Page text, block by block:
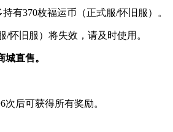
有370枚福运币（正式服/怀旧服）。
/怀旧服）将失效，请及时使用。
直售。
后可获得所有奖励。